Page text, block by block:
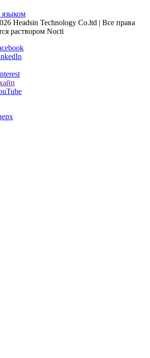
Headsin Technology Co.ltd | Все права
раствором Nocti